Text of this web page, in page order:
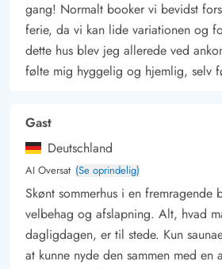
gang! Normalt booker vi bevidst
ferie, da vi kan lide variationen og
dette hus blev jeg allerede ved
følte mig hyggelig og hjemlig, selv
Gast
Deutschland
AI Oversat (Se oprindelig)
Skønt sommerhus i en fremragende
velbehag og afslapning. Alt, hvad
dagligdagen, er til stede. Kun
at kunne nyde den sammen med en